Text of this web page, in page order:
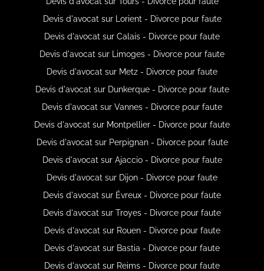
Devis d'avocat sur Lorient - Divorce pour faute
Devis d'avocat sur Calais - Divorce pour faute
Devis d'avocat sur Limoges - Divorce pour faute
Devis d'avocat sur Metz - Divorce pour faute
Devis d'avocat sur Dunkerque - Divorce pour faute
Devis d'avocat sur Vannes - Divorce pour faute
Devis d'avocat sur Montpellier - Divorce pour faute
Devis d'avocat sur Perpignan - Divorce pour faute
Devis d'avocat sur Ajaccio - Divorce pour faute
Devis d'avocat sur Dijon - Divorce pour faute
Devis d'avocat sur Évreux - Divorce pour faute
Devis d'avocat sur Troyes - Divorce pour faute
Devis d'avocat sur Rouen - Divorce pour faute
Devis d'avocat sur Bastia - Divorce pour faute
Devis d'avocat sur Reims - Divorce pour faute